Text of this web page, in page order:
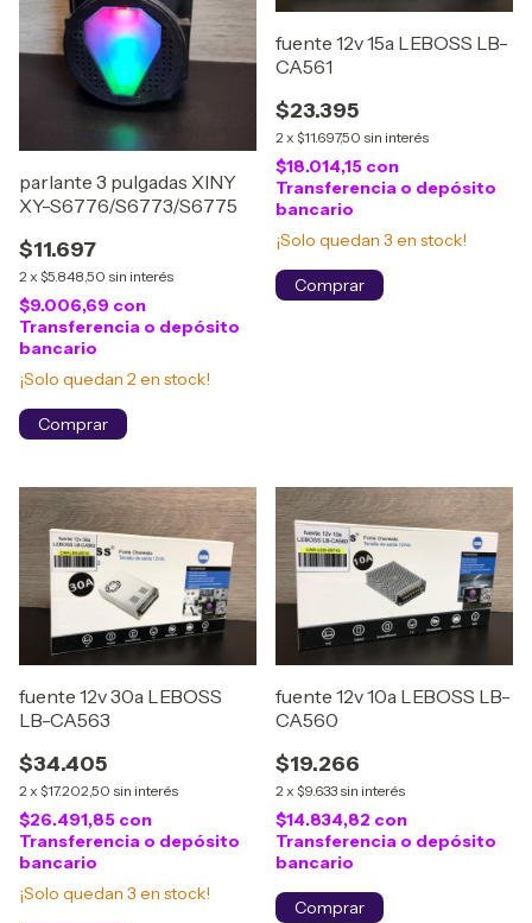
parlante 3 pulgadas XINY
XY-S6776/S6773/S6775
$11.697
2 x $5.848,50 sin interés
$9.006,69 con
Transferencia o depósito
bancario
¡Solo quedan 2en stock!
fuente 12v 15a LEBOSS LB-
CA561
$23.395
2 x $11.697,50 sin interés
$18.014,15 con
Transferencia o depósito
bancario
¡Solo quedan 3 en stock!
fuente 12v 30a LEBOSS
LB-CA563
$34.405
2 x $17.202,50 sin interés
$26.491,85 con
Transferencia o depósito
bancario
¡Solo quedan 3 en stock!
fuente 12v 10a LEBOSS LB-
CA560
$19.266
2 x $9.633 sin interés
$14.834,82 con
Transferencia o depósito
bancario